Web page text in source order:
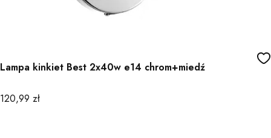
Lampa kinkiet Best 2x40w e14 chrom+miedź
Cena
120,99 zł